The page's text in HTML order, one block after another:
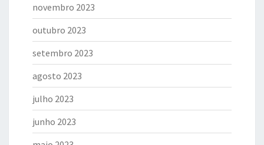
novembro 2023
outubro 2023
setembro 2023
agosto 2023
julho 2023
junho 2023